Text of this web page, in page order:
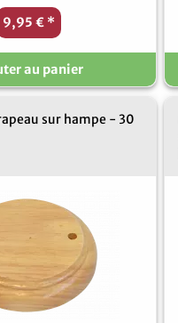
9,95 € *
au panier
sur hampe - 30